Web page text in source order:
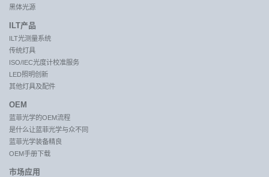
黑体光源
ILT产品
ILT光测量系统
传统灯具
ISO/IEC光度计校准服务
LED照明创新
其他灯具及配件
OEM
蓝菲光学的OEM流程
是什么让蓝菲光学与众不同
蓝菲光学装备精良
OEM手册下载
市场应用